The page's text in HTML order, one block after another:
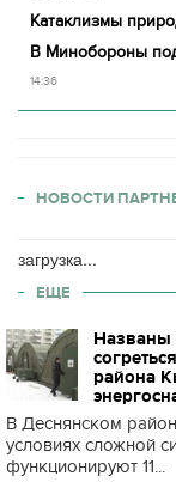
Катаклизмы
В Минобороны
14:36
НОВОСТИ
загрузка...
ЕЩЕ
Названы
района
В Деснянском
условиях сложной
функционируют 11...